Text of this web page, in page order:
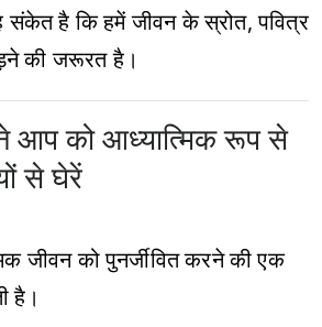
है कि हमें जीवन के स्रोत, पवित्र
की जरूरत है।
आप को आध्यात्मिक रूप से
से घेरें
जीवन को पुनर्जीवित करने की एक
है।